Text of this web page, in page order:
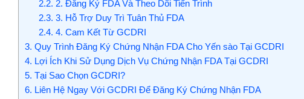
2.2. 2. Đăng Ký FDA Và Theo Dõi Tiến Trình
2.3. 3. Hỗ Trợ Duy Trì Tuân Thủ FDA
2.4. 4. Cam Kết Từ GCDRI
3. Quy Trình Đăng Ký Chứng Nhận FDA Cho Yến sào Tại GCDRI
4. Lợi Ích Khi Sử Dụng Dịch Vụ Chứng Nhận FDA Tại GCDRI
5. Tại Sao Chọn GCDRI?
6. Liên Hệ Ngay Với GCDRI Để Đăng Ký Chứng Nhận FDA